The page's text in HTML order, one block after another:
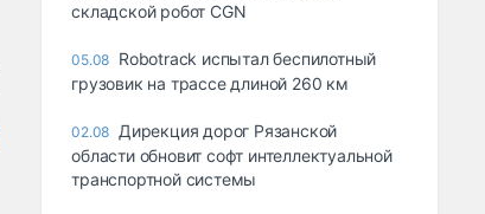
складской робот CGN
05.08 Robotrack испытал беспилотный
грузовик на трассе длиной 260 км
02.08 Дирекция дорог Рязанской
области обновит софт интеллектуальной
транспортной системы